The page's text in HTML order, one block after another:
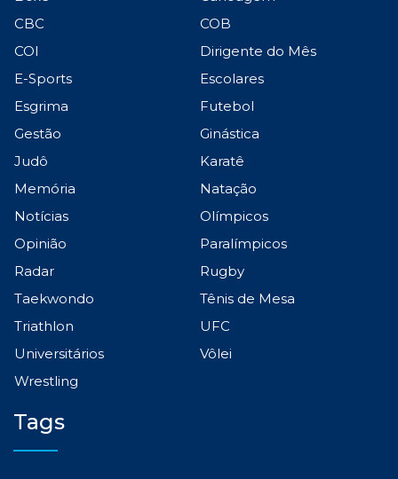
CBC
COB
COI
Dirigente do Mês
E-Sports
Escolares
Esgrima
Futebol
Gestão
Ginástica
Judô
Karatê
Memória
Natação
Notícias
Olímpicos
Opinião
Paralímpicos
Radar
Rugby
Taekwondo
Tênis de Mesa
Triathlon
UFC
Universitários
Vôlei
Wrestling
Tags